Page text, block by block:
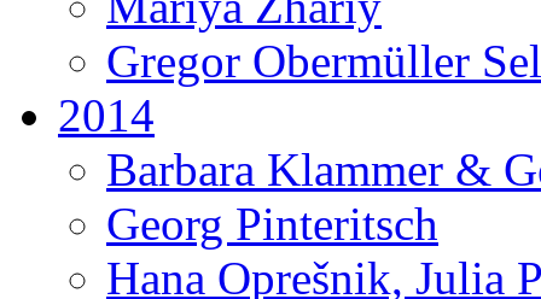
Gregor Obermüller
2014
Barbara Klammer &
Georg Pinteritsch
Hana Oprešnik, Julia